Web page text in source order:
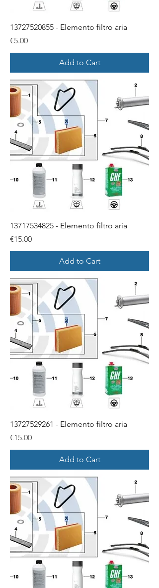
13727520855 - Elemento filtro aria
Price
€5.00
Add to Cart
13717534825 - Elemento filtro aria
Price
€15.00
Add to Cart
13727529261 - Elemento filtro aria
Price
€15.00
Add to Cart